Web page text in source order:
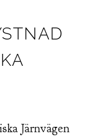
Järnvägen